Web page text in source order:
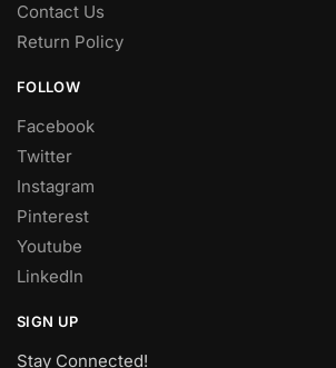
Contact Us
Return Policy
FOLLOW
Facebook
Twitter
Instagram
Pinterest
Youtube
LinkedIn
SIGN UP
Stay Connected!